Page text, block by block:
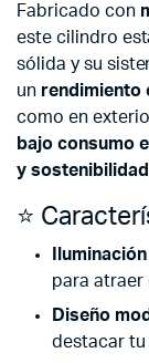
Fabricado con
este cilindro
sólida y su
un rendimiento
como en
bajo consumo
y sostenibilidad
⭐
para atraer
Diseño
destacar tu